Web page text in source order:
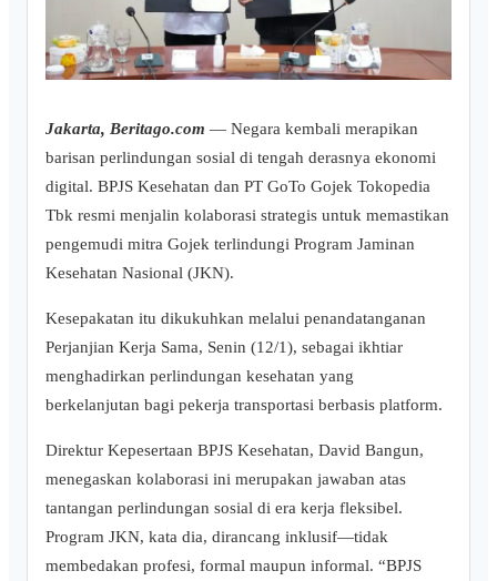
Jakarta, Beritago.com — Negara kembali merapikan
barisan perlindungan sosial di tengah derasnya ekonomi
digital. BPJS Kesehatan dan PT GoTo Gojek Tokopedia
Tbk resmi menjalin kolaborasi strategis untuk memastikan
pengemudi mitra Gojek terlindungi Program Jaminan
Kesehatan Nasional (JKN).
Kesepakatan itu dikukuhkan melalui penandatanganan
Perjanjian Kerja Sama, Senin (12/1), sebagai ikhtiar
menghadirkan perlindungan kesehatan yang
berkelanjutan bagi pekerja transportasi berbasis platform.
Direktur Kepesertaan BPJS Kesehatan, David Bangun,
menegaskan kolaborasi ini merupakan jawaban atas
tantangan perlindungan sosial di era kerja fleksibel.
Program JKN, kata dia, dirancang inklusif—tidak
membedakan profesi, formal maupun informal. “BPJS